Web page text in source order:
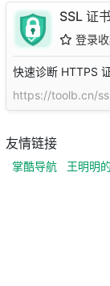
SSL 证
登录
快速诊断 HTTPS
https://toolb.cn/
友情链接
掌酷导航 王明明